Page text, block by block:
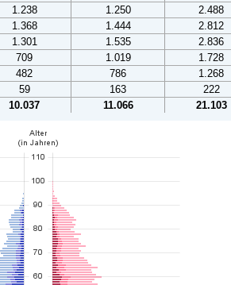
1.238 1.250
2.488
1.368 1.444
2.812
1.301 1.535
2.836
709 1.019
1.728
482 786
1.268
59 163
222
10.037 11.066 21.103